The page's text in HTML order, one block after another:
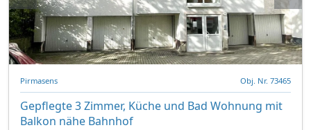
Pirmasens Obj. Nr. 73465
Gepflegte 3 Zimmer, Küche und Bad Wohnung mit
Balkon nähe Bahnhof